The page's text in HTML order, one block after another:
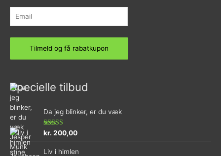
Specielle tilbud
Da jeg blinker, er du væk
Vurderet
ud af 5
kr. 200,00
Liv i himlen